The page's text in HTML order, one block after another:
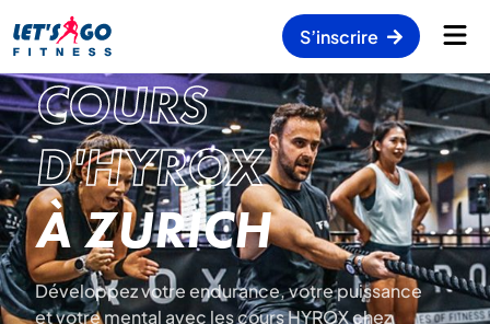
S’inscrire
COURS
D'HYROX
À ZURICH
Développez votre endurance, votre puissance
et votre mental avec les cours HYROX chez